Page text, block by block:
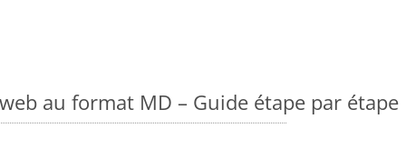
au format MD – Guide étape par étape